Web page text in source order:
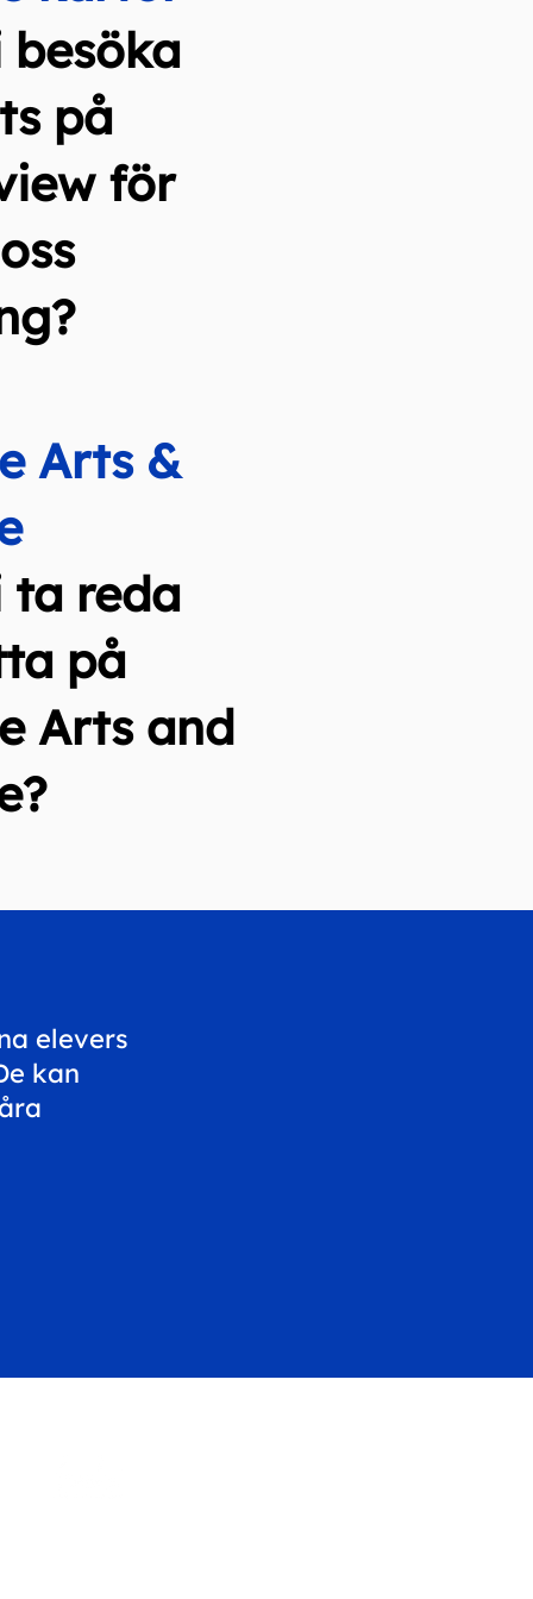
besöka
på
för
Arts &
ta reda
på
Arts and
elevers
kan